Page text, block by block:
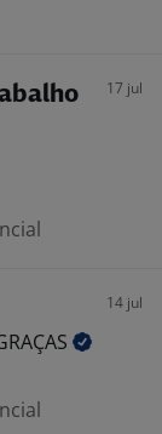
17 jul
14 jul